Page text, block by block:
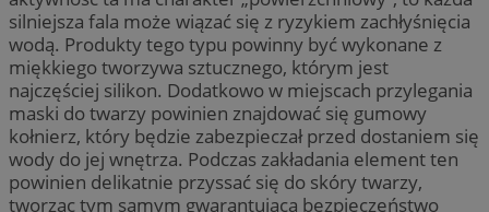
silniejsza fala może wiązać się z ryzykiem zachłyśnięcia
wodą. Produkty tego typu powinny być wykonane z
miękkiego tworzywa sztucznego, którym jest
najczęściej silikon. Dodatkowo w miejscach przylegania
maski do twarzy powinien znajdować się gumowy
kołnierz, który będzie zabezpieczał przed dostaniem się
wody do jej wnętrza. Podczas zakładania element ten
powinien delikatnie przyssać się do skóry twarzy,
tworząc tym samym gwarantującą bezpieczeństwo